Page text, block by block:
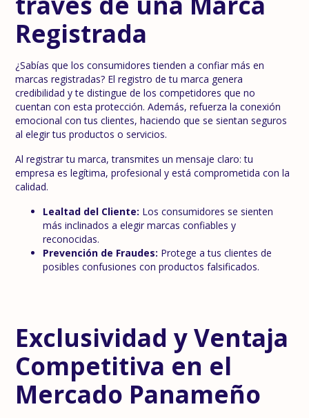
Registrada
¿Sabías que los consumidores tienden a confiar más en
marcas registradas? El registro de tu marca genera
credibilidad y te distingue de los competidores que no
cuentan con esta protección. Además, refuerza la conexión
emocional con tus clientes, haciendo que se sientan seguros
al elegir tus productos o servicios.
Al registrar tu marca, transmites un mensaje claro: tu
empresa es legítima, profesional y está comprometida con la
calidad.
Lealtad del Cliente: Los consumidores se sienten
más inclinados a elegir marcas confiables y
reconocidas.
Prevención de Fraudes: Protege a tus clientes de
posibles confusiones con productos falsificados.
Exclusividad y Ventaja
Competitiva en el
Mercado Panameño